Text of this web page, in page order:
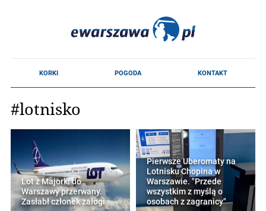
#lotnisko
Lot z Majorki do
Warszawy przerwany.
Zasłabł członek załogi
Pierwsze Uberomaty na
Lotnisku Chopina w
Warszawie. "Przede
wszystkim z myślą o
osobach z zagranicy"